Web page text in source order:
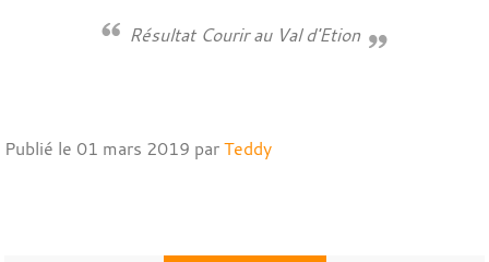
Résultat Courir au Val d'Etion
Publié le 01 mars 2019 parTeddy